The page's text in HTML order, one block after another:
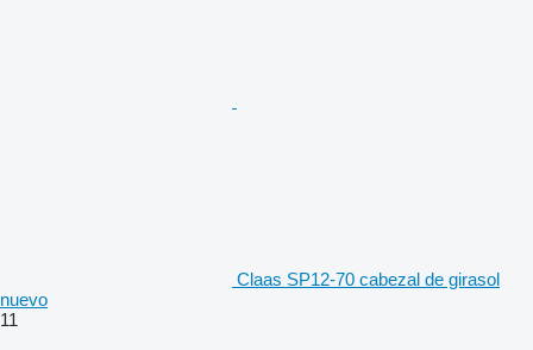
Claas SP12-70 cabezal de girasol
nuevo
11